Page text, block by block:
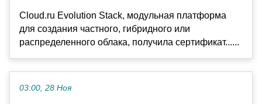
Cloud.ru Evolution Stack, модульная платформа
для создания частного, гибридного или
распределенного облака, получила сертификат......
03:00, 28 Ноя